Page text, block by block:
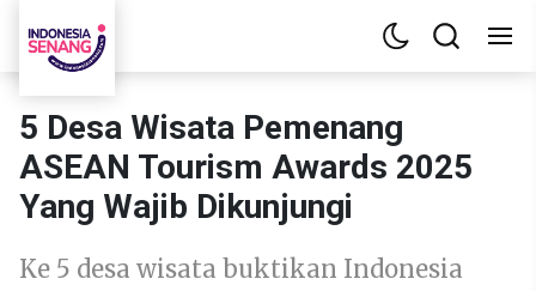
5 Desa Wisata Pemenang
ASEAN Tourism Awards 2025
Yang Wajib Dikunjungi
Ke 5 desa wisata buktikan Indonesia